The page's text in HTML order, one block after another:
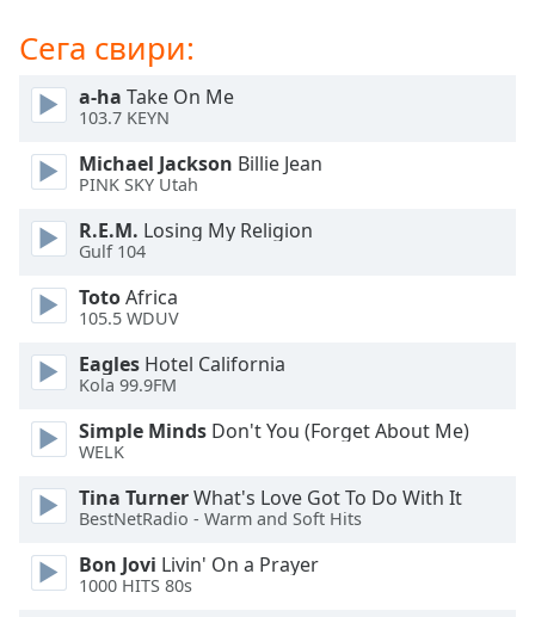
dialog
window.
Escape
cancel
and
Text
Opacity
Text
Background
Сега свири:
a-ha Take On Me
103.7 KEYN
Michael Jackson Billie Jean
PINK SKY Utah
R.E.M. Losing My Religion
Gulf 104
TotoAfrica
105.5 WDUV
Eagles Hotel California
Kola 99.9FM
Simple Minds Don't You (Forget About Me)
WELK
Tina TurnerWhat's Love Got To Do With It
BestNetRadio - Warm and Soft Hits
Bon Jovi Livin' On a Prayer
1000 HITS 80s